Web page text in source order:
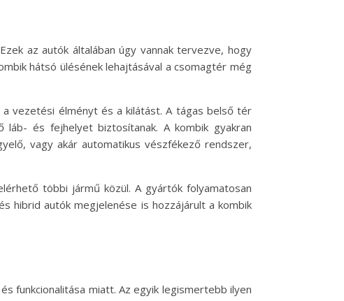
az autók általában úgy vannak tervezve, hogy
hátsó ülésének lehajtásával a csomagtér még
a vezetési élményt és a kilátást. A tágas belső tér
láb- és fejhelyet biztosítanak. A kombik gyakran
vagy akár automatikus vészfékező rendszer,
többi jármű közül. A gyártók folyamatosan
hibrid autók megjelenése is hozzájárult a kombik
funkcionalitása miatt. Az egyik legismertebb ilyen